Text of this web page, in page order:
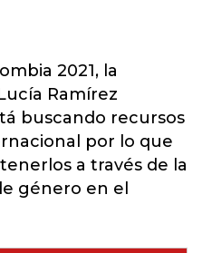
2021, la
Ramírez
buscando recursos
por lo que
a través de la
género en el